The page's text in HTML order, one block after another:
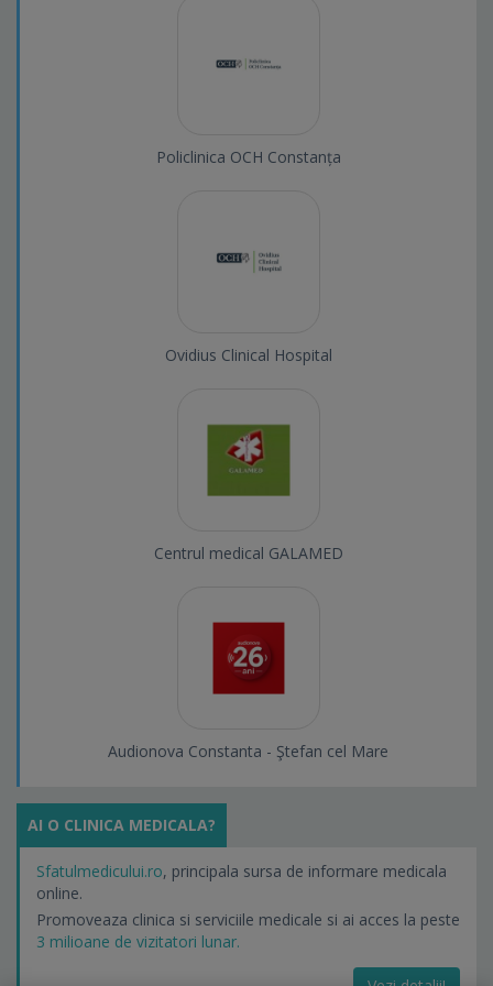
Policlinica OCH Constanța
Ovidius Clinical Hospital
Centrul medical GALAMED
Audionova Constanta - Ştefan cel Mare
AI O CLINICA MEDICALA?
Sfatulmedicului.ro, principala sursa de informare medicala
online.
Promoveaza clinica si serviciile medicale si ai acces la peste
3 milioane de vizitatori lunar.